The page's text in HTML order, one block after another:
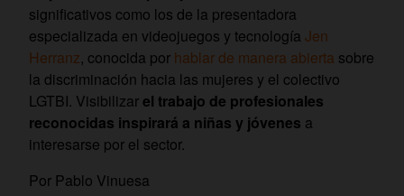
significativos como los de la presentadora
especializada en videojuegos y tecnología Jen
Herranz, conocida por hablar de manera abierta sobre
la discriminación hacia las mujeres y el colectivo
LGTBI. Visibilizarel trabajo de profesionales
reconocidas inspirará a niñas y jóvenes a
interesarse por el sector.
Por Pablo Vinuesa